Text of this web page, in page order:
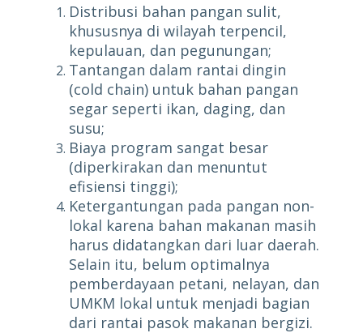
Distribusi bahan pangan sulit,
khususnya di wilayah terpencil,
kepulauan, dan pegunungan;
Tantangan dalam rantai dingin
(cold chain) untuk bahan pangan
segar seperti ikan, daging, dan
susu;
Biaya program sangat besar
(diperkirakan dan menuntut
efisiensi tinggi);
Ketergantungan pada pangan non-
lokal karena bahan makanan masih
harus didatangkan dari luar daerah.
Selain itu, belum optimalnya
pemberdayaan petani, nelayan, dan
UMKM lokal untuk menjadi bagian
dari rantai pasok makanan bergizi.